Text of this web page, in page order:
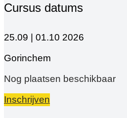
Cursus datums
25.09 | 01.10 2026
Gorinchem
Nog plaatsen beschikbaar
Inschrijven